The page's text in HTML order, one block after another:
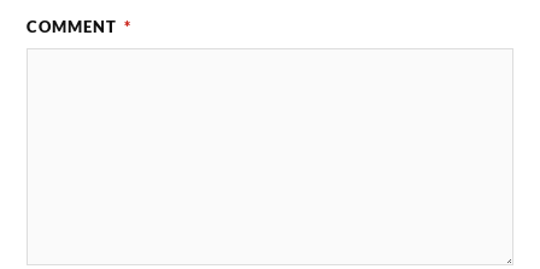
COMMENT *